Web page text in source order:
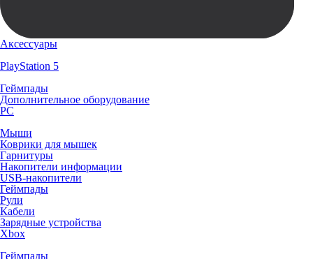
Аксессуары
PlayStation 5
Геймпады
Дополнительное оборудование
PC
Мыши
Коврики для мышек
Гарнитуры
Накопители информации
USB-накопители
Геймпады
Рули
Кабели
Зарядные устройства
Xbox
Геймпады